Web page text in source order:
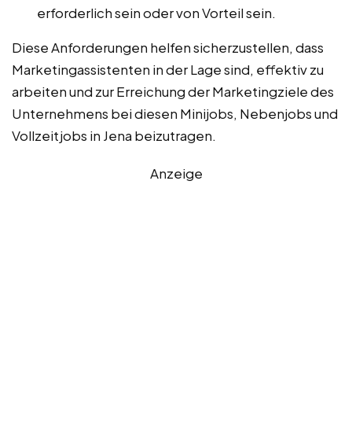
erforderlich sein oder von Vorteil sein.
Diese Anforderungen helfen sicherzustellen, dass
Marketingassistenten in der Lage sind, effektiv zu
arbeiten und zur Erreichung der Marketingziele des
Unternehmens bei diesen Minijobs, Nebenjobs und
Vollzeitjobs in Jena beizutragen.
Anzeige